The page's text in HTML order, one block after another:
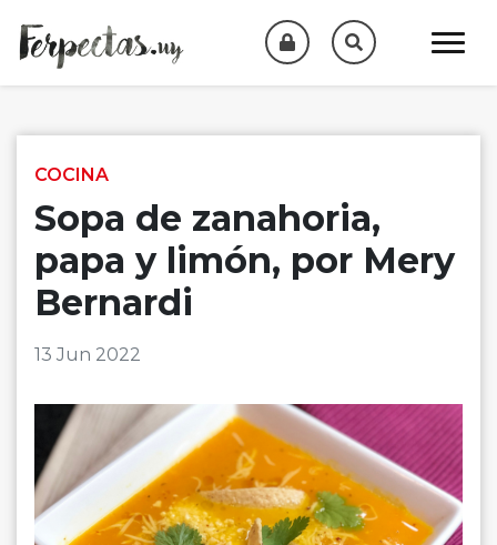
COCINA
Sopa de zanahoria,
papa y limón, por Mery
Bernardi
13 Jun 2022